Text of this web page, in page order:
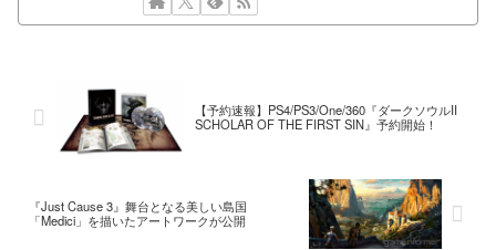
【予約速報】PS4/PS3/One/360『ダークソウルII
SCHOLAR OF THE FIRST SIN』予約開始！
『Just Cause 3』舞台となる美しい島国
「Medici」を描いたアートワークが公開